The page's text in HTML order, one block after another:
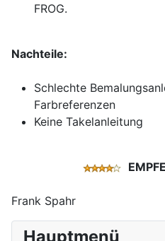
Hauptmenü
FROG.
Nachteile:
Schlechte
Farbreferenzen
Keine Takelanleitung
Frank Spahr